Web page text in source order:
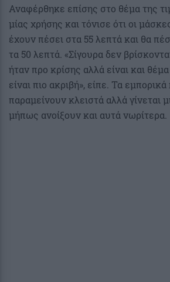
Αναφέρθηκε επίσης στο θέμα της
μίας χρήσης και τόνισε ότι οι
έχουν πέσει στα 55 λεπτά και θα
τα 50 λεπτά. «Σίγουρα δεν
ήταν προ κρίσης αλλά είναι και
είναι πιο ακριβή», είπε. Τα
παραμείνουν κλειστά αλλά γίνεται
μήπως ανοίξουν και αυτά νωρίτερα.